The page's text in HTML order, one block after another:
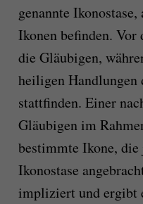
genannte
Ikonen befinden. Vor
die Gläubigen,
heiligen Handlungen
stattfinden. Einer
Gläubigen im
bestimmte Ikone,
Ikonostase
impliziert und ergibt